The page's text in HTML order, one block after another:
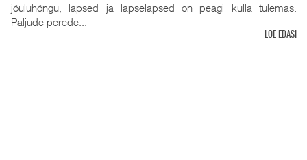
jõuluhõngu, lapsed ja lapselapsed on peagi külla tulemas.
Paljude perede...
LOE EDASI